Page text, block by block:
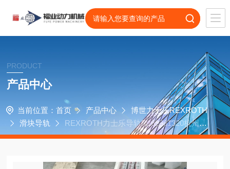
PRODUCT
产品中心
当前位置： 首页 产品中心
博世力士乐REXROTH
滑块导轨
REXROTH力士乐导轨R162381320杭州芝
元机电设备轴承滑块